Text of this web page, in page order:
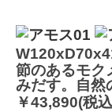
節のあるモク
みだす。自然
￥43,890(税